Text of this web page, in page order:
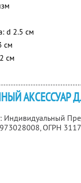
d 2.5 см
см
см
АКСЕССУАР
Индивидуальный
, ОГРН